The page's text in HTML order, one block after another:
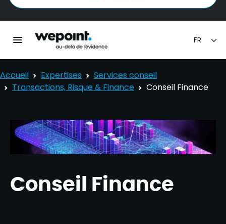
Ouvrir la navigation principale
Accueil Expertises
Services conseil
Transactions, Risque & Finance
Conseil Finance
Conseil Finance